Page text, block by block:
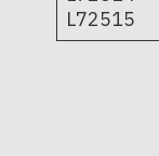
L72515